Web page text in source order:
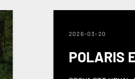
2026-03-20
POLARIS